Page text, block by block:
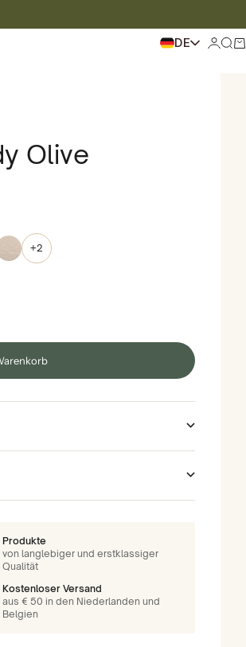
DE LoginZum
Olive
+2
Produkte
von langlebiger und erstklassiger
Qualität
Kostenloser Versand
aus € 50 in den Niederlanden und
Belgien